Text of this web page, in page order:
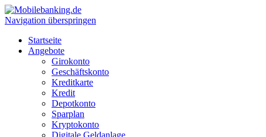
Navigation überspringen
Startseite
Angebote
Girokonto
Geschäftskonto
Kreditkarte
Kredit
Depotkonto
Sparplan
Kryptokonto
Digitale Geldanlage